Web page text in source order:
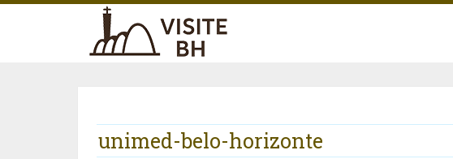
unimed-belo-horizonte